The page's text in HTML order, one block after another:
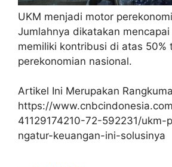
UKM menjadi motor
Jumlahnya dikatakan
memiliki kontribusi di atas 50%
perekonomian nasional.
Artikel Ini Merupakan
https://
41129174210-72-592231/ukm-
ngatur-keuangan-ini-solusinya